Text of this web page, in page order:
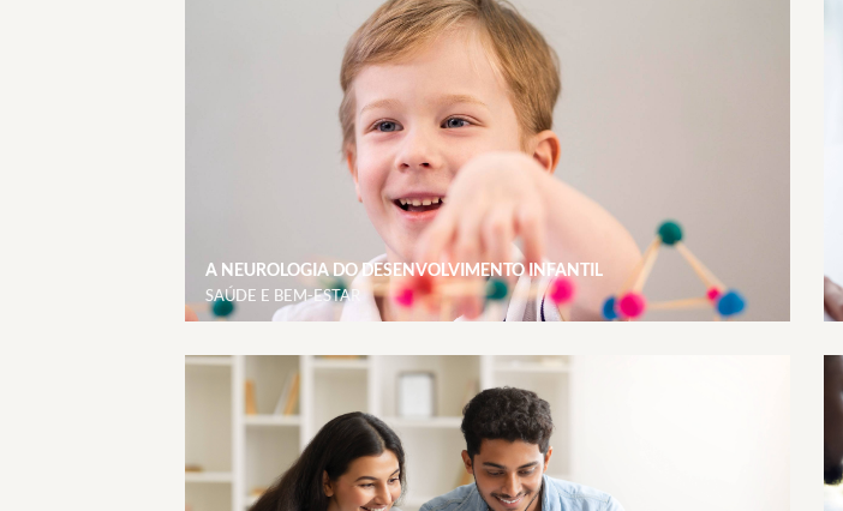
A NEUROLOGIA DO DESENVOLVIMENTO INFANTIL
SAÚDE E BEM-ESTAR